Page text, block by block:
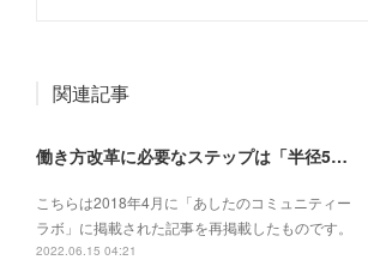
関連記事
働き方改革に必要なステップは「半径5メートルの輪を増やす」こと──【対談】at WillWork藤本あゆみさん×GCBタムラカイさん（後編）
こちらは2018年4月に「あしたのコミュニティー
ラボ」に掲載された記事を再掲載したものです。
2022.06.15 04:21